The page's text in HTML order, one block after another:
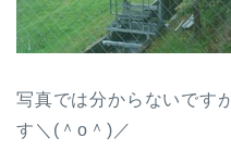
写真では分からないです
す＼(＾o＾)／